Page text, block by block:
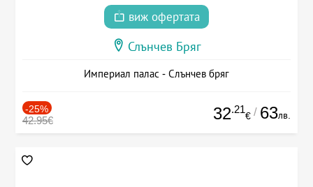
виж офертата
Слънчев Бряг
Империал палас - Слънчев бряг
-25%
42.95€ 32.21
€ / 63лв.